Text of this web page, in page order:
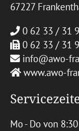
67227
0 62 33 / 31
0 62 33 / 31
info@awo-
www.awo-
Mo - Do von